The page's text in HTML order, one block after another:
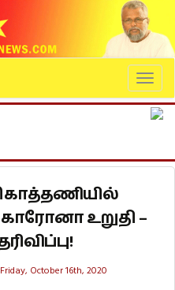
உறுதி –
Friday, October 16th, 2020